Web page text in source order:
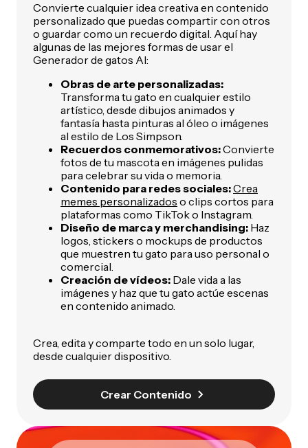
Convierte cualquier idea creativa en contenido
personalizado que puedas compartir con otros
o guardar como un recuerdo digital. Aquí hay
algunas de las mejores formas de usar el
Generador de gatos AI:
Obras de arte personalizadas:
Transforma tu gato en cualquier estilo
artístico, desde dibujos animados y
fantasía hasta pinturas al óleo o imágenes
al estilo de Los Simpson.
Recuerdos conmemorativos:Convierte
fotos de tu mascota en imágenes pulidas
para celebrar su vida o memoria.
Contenido para redes sociales:Crea
memes personalizados o clips cortos para
plataformas como TikTok o Instagram.
Diseño de marca y merchandising: Haz
logos, stickers o mockups de productos
que muestren tu gato para uso personal o
comercial.
Creación de vídeos: Dale vida a las
imágenes y haz que tu gato actúe escenas
en contenido animado.
Crea, edita y comparte todo en un solo lugar,
desde cualquier dispositivo.
Crear Contenido